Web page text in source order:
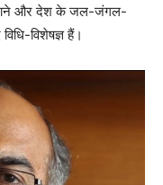
कराने और देश के जल-जंगल-
विशेषज्ञ हैं।